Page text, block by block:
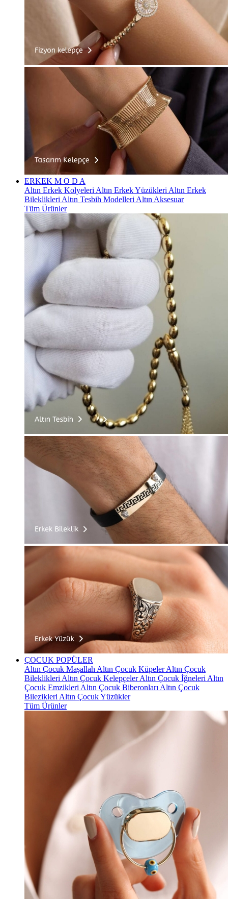
ERKEK M O D A
Altın Erkek Kolyeleri Altın Erkek Yüzükleri Altın Erkek
Bileklikleri Altın Tesbih Modelleri Altın Aksesuar
Tüm Ürünler
ÇOCUK POPÜLER
Altın Çocuk Maşallah Altın Çocuk KüpelerAltın Çocuk
Bileklikleri Altın Çocuk KelepçelerAltın Çocuk İğneleri Altın
Çocuk Emzikleri Altın Çocuk Biberonları Altın Çocuk
Bilezikleri Altın Çocuk Yüzükler
Tüm Ürünler